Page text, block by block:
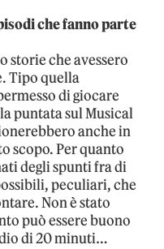
che fanno parte
che avessero
Tipo quella
di giocare
puntata sul Musical
anche in
scopo. Per quanto
degli spunti fra di
peculiari, che
Non è stato
può essere buono
di 20 minuti…